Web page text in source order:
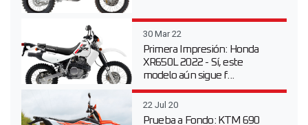
30 Mar 22
Primera Impresión: Honda
XR650L 2022 - Sí, este
modelo aún sigue f...
22 Jul 20
Prueba a Fondo: KTM 690